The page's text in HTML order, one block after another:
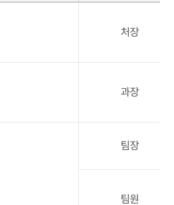
처장
과장
팀장
팀원